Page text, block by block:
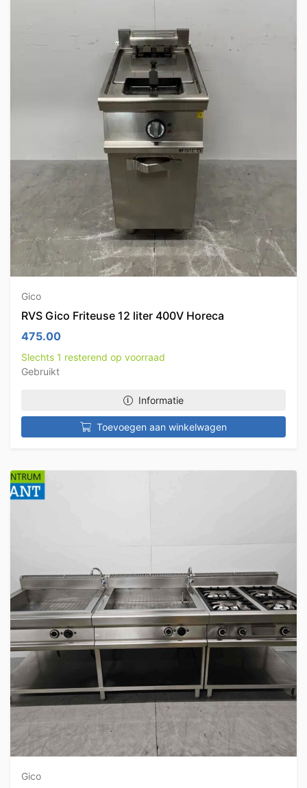
Gico
RVS Gico Friteuse 12 liter 400V Horeca
475.00
Slechts 1 resterend op voorraad
Gebruikt
Informatie
Toevoegen aan winkelwagen
Gico